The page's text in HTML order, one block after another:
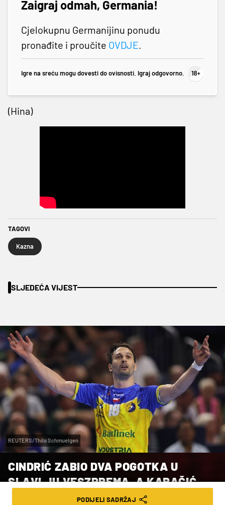
Zaigraj odmah, Germania!
Cjelokupnu Germanijinu ponudu
pronađite i proučite OVDJE
Igre na sreću mogu dovesti do ovisnosti. Igraj odgovorno.
(Hina)
TAGOVI
Kazna
SLJEDEĆA VIJEST
REUTERS/Thilo Schmuelgen
CINDRIĆ ZABIO DVA POGOTKA U
SLAVLJU VESZPREMA, A KARAČIĆ
PET U SLAVLJU KIELCA
PODIJELI SADRŽAJ